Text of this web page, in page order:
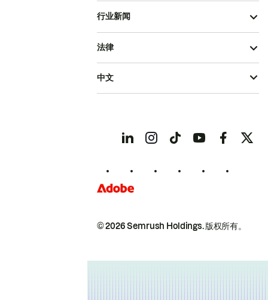
行业新闻
© 2026 Semrush Holdings.版权所有。
法律
中文